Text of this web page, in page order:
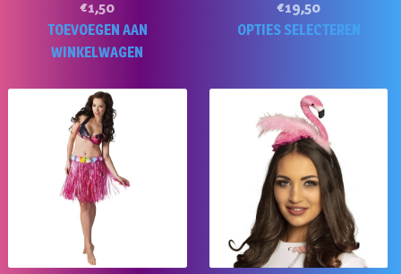
€1,50
TOEVOEGEN AAN
WINKELWAGEN
€19,50
OPTIES SELECTEREN